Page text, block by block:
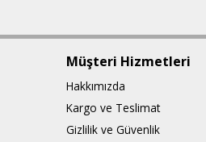
Müşteri Hizmetleri
Hakkımızda
Kargo ve Teslimat
Gizlilik ve Güvenlik